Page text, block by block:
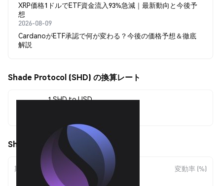
XRP価格1ドルでETF資金流入93%急減｜最新動向と今後予
想
2026-08-09
CardanoがETF承認で何が変わる？今後の価格予想＆徹底
解説
Shade Protocol (SHD) の換算レート
1 SHD to USD
Shade Protocol (SHD) の価格変動
期間 金額変動 変動率 (%)